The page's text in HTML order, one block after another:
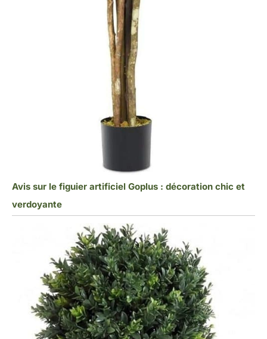
Avis sur le figuier artificiel Goplus : décoration chic et
verdoyante